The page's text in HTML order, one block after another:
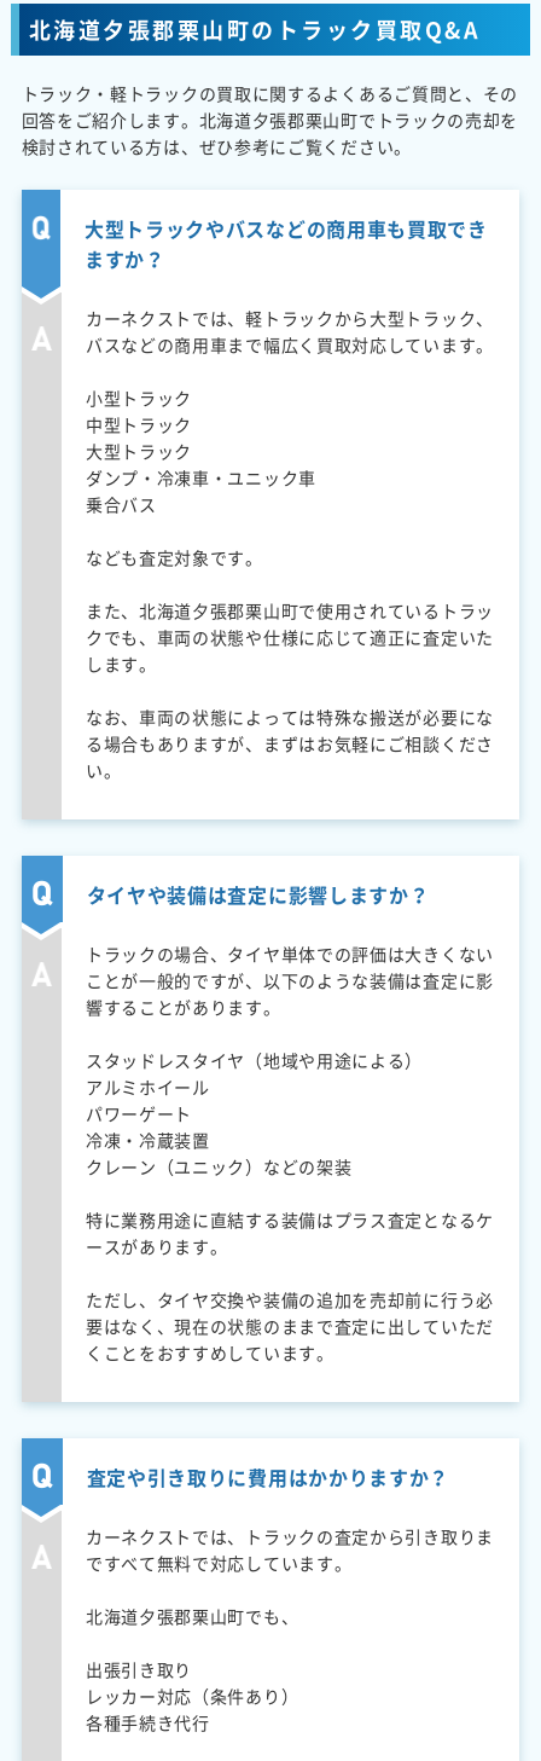
北海道夕張郡栗山町のトラック買取Q&A
トラック・軽トラックの買取に関するよくあるご質問と、その
回答をご紹介します。北海道夕張郡栗山町でトラックの売却を
検討されている方は、ぜひ参考にご覧ください。
大型トラックやバスなどの商用車も買取でき
ますか？
カーネクストでは、軽トラックから大型トラック、
バスなどの商用車まで幅広く買取対応しています。
小型トラック
中型トラック
大型トラック
ダンプ・冷凍車・ユニック車
乗合バス
なども査定対象です。
また、北海道夕張郡栗山町で使用されているトラッ
クでも、車両の状態や仕様に応じて適正に査定いた
します。
なお、車両の状態によっては特殊な搬送が必要にな
る場合もありますが、まずはお気軽にご相談くださ
い。
タイヤや装備は査定に影響しますか？
トラックの場合、タイヤ単体での評価は大きくない
ことが一般的ですが、以下のような装備は査定に影
響することがあります。
スタッドレスタイヤ（地域や用途による）
アルミホイール
パワーゲート
冷凍・冷蔵装置
クレーン（ユニック）などの架装
特に業務用途に直結する装備はプラス査定となるケ
ースがあります。
ただし、タイヤ交換や装備の追加を売却前に行う必
要はなく、現在の状態のままで査定に出していただ
くことをおすすめしています。
査定や引き取りに費用はかかりますか？
カーネクストでは、トラックの査定から引き取りま
ですべて無料で対応しています。
北海道夕張郡栗山町でも、
出張引き取り
レッカー対応（条件あり）
各種手続き代行